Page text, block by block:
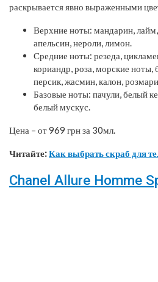
раскрывается явно выраженными
Верхние ноты: мандарин,
апельсин, нероли, лимон.
Средние ноты: резеда,
кориандр, роза, морские ноты,
персик, жасмин, калон,
Базовые ноты: пачули, белый
белый мускус.
Цена – от 969 грн за 30мл.
Читайте:Как выбрать скраб для
Chanel Allure Homme